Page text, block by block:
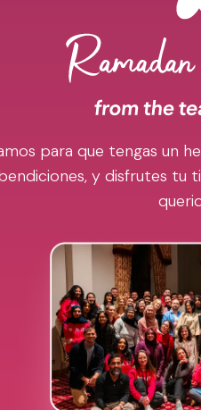
para que tengas un
y disfrutes tu